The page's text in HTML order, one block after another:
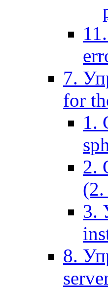
7.
for
1.
2.
3.
8.